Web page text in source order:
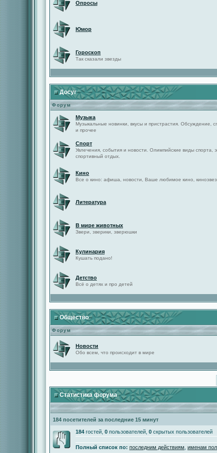
Опросы
Юмор
Гороскоп
Так сказали звезды
Досуг
Форум
Музыка
Музыкальные новинки, вкусы и пристрастия. Обсуждение,
и прочее
Спорт
Увлечения, события и новости. Олимпийские виды спорта,
спортивный отдых.
Кино
Все о кино: афиша, новости, Ваше любимое кино,
Литература
В мире животных
Звери, зверики, зверюшки
Кулинария
Кушать подано!
Детство
Всё о детях и про детей
Общество
Форум
Новости
Обо всем, что происходит в мире
Статистика форума
184 посетителей за последние 15 минут
184 гостей, 0 пользователей, 0 скрытых пользователей
Полный список по: последним действиям именам